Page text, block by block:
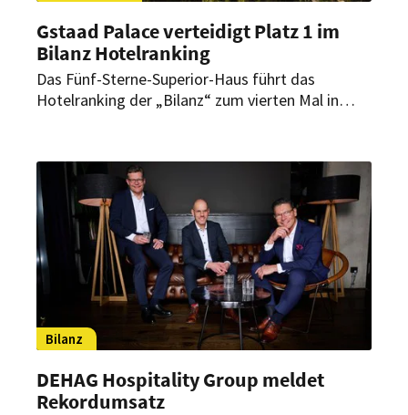
Gstaad Palace verteidigt Platz 1 im
Bilanz Hotelranking
Das Fünf-Sterne-Superior-Haus führt das
Hotelranking der „Bilanz“ zum vierten Mal in
das neue Restaurant Gildo’s al Fresco.
Bilanz
DEHAG Hospitality Group meldet
Rekordumsatz